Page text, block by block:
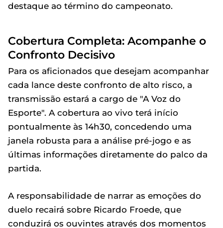
destaque ao término do campeonato.
Cobertura Completa: Acompanhe o
Confronto Decisivo
Para os aficionados que desejam acompanhar
cada lance deste confronto de alto risco, a
transmissão estará a cargo de "A Voz do
Esporte". A cobertura ao vivo terá início
pontualmente às 14h30, concedendo uma
janela robusta para a análise pré-jogo e as
últimas informações diretamente do palco da
partida.
A responsabilidade de narrar as emoções do
duelo recairá sobre Ricardo Froede, que
conduzirá os ouvintes através dos momentos